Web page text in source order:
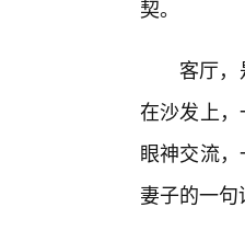
契。
客厅
在沙发上
眼神交流
妻子的一